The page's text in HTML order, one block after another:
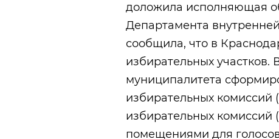
доложила исполняющая
Департамента
сообщила, что в
избирательных
муниципалитета
избирательных комиссий
избирательных
помещениями для